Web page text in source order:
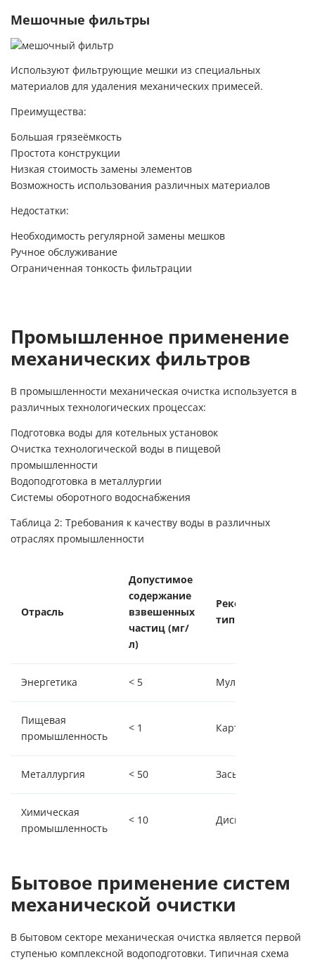
Мешочные фильтры
Используют фильтрующие мешки из специальных
материалов для удаления механических примесей.
Преимущества:
Большая грязеёмкость
Простота конструкции
Низкая стоимость замены элементов
Возможность использования различных материалов
Недостатки:
Необходимость регулярной замены мешков
Ручное обслуживание
Ограниченная тонкость фильтрации
Промышленное применение
механических фильтров
В промышленности механическая очистка используется в
различных технологических процессах:
Подготовка воды для котельных установок
Очистка технологической воды в пищевой
промышленности
Водоподготовка в металлургии
Системы оборотного водоснабжения
Таблица 2: Требования к качеству воды в различных
отраслях промышленности
Отрасль
Допустимое
содержание
взвешенных
частиц (мг/
л)
Рекомендуемый
тип фильтра
Энергетика < 5 Мультипатронные
Пищевая
промышленность
< 1 Картриджные
Металлургия < 50 Засыпные
Химическая
промышленность
< 10 Дисковые
Бытовое применение систем
механической очистки
В бытовом секторе механическая очистка является первой
ступенью комплексной водоподготовки. Типичная схема